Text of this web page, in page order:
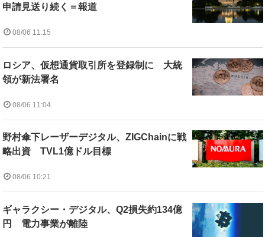
申請見送り続く＝報道
08/06 11:15
ロシア、仮想通貨取引所を登録制に 大統
領が新法署名
08/06 11:04
野村傘下レーザーデジタル、ZIGChainに戦
略出資 TVL1億ドル目標
08/06 10:21
ギャラクシー・デジタル、Q2損失約134億
円 電力事業が離陸